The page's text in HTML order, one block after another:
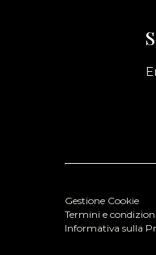
Gestione Cookie
Termini e
Informativa sulla